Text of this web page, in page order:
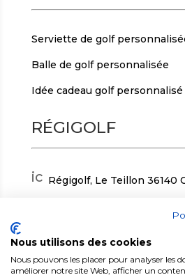
Serviette de golf
Balle de golf personnalisée
Idée cadeau golf personnalisé
RÉGIGOLF
ic
a
p
Régigolf, Le Teillon 36140
_
p
o
n
contact-r@regigolf.fr
Nous utilisons des cookies
Nous pouvons les placer pour analyser les
améliorer notre site Web, afficher un